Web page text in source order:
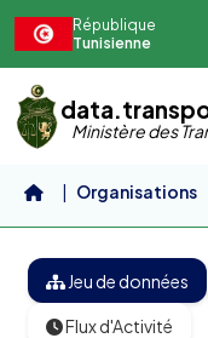
République
Tunisienne
Ministère des
Organisations
Jeu de données
Flux d'Activité